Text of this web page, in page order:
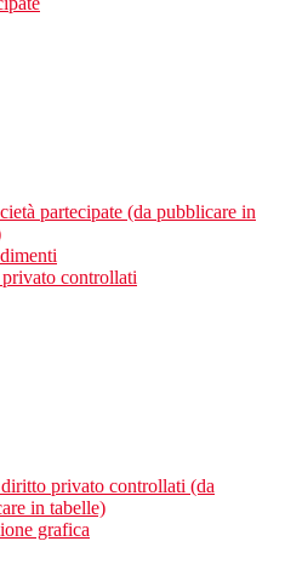
partecipate (da pubblicare in
controllati
privato controllati (da
in tabelle)
grafica